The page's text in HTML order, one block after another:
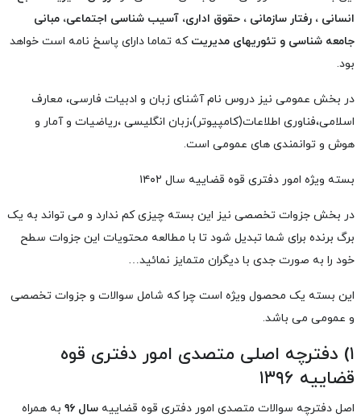
انسانی ، رفتار سازمانی ، حقوق اداری، آسیب شناسی اجتماعی، مبانی
جامعه شناسی و تئوریهای مدیریت که تماما دارای پاسخ نامه است خواهد
بود.
در بخش عمومی نیز دروس نام آشنای زبان و ادبیات فارسی، معارف
اسلامی،فناوری اطلاعات(کامپیوتر)،زبان انگلیسی ،ریاضیات و آمار و
هوش و توانمندی های عمومی است.
بسته ویژه امور دفتری قوه قضاییه سال ۱۴۰۲
در بخش جزوات تخصصی نیز این بسته چیزی کم ندارد و می تواند به یک
برگ برنده برای شما تبدیل شود تا با مطالعه محتویات این جزوات سطح
خود را به صورت جدی با دیگران متمایز نمائید…
این بسته یک محصول ویژه است چرا که شامل سوالات و جزوات تخصصی
و عمومی می باشد.
۱) دفترچه اصلی متصدی امور دفتری قوه
قضاییه ۱۳۹۶
اصل دفترچه سوالات متصدی امور دفتری قوه قضاییه سال ۹۶
به همراه